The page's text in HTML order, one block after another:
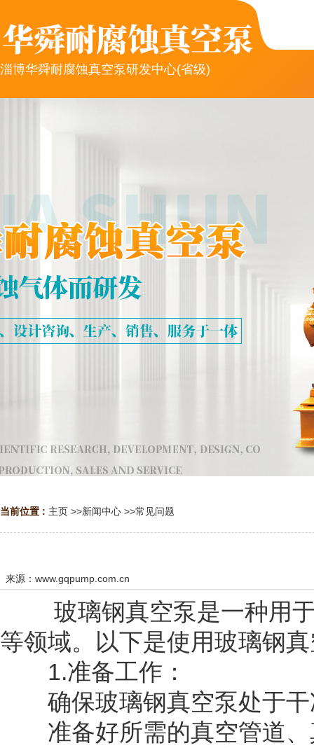
淄博华舜耐腐蚀真空泵研发中心(省级)
当前位置 : 主页 >>新闻中心 >>常见问题
来源： www.gqpump.com.cn
玻璃钢真空泵是一种用于
等领域。以下是使用玻璃钢
1.准备工作：
确保玻璃钢真空泵处于干
准备好所需的真空管道、